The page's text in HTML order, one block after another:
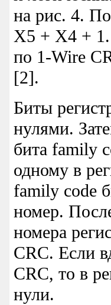
на рис. 4.
X5 + X4 +
по 1-Wire
[2].
Биты
нулями.
бита family
одному в
family code
номер.
номера
CRC. Если
CRC, то в
нули.